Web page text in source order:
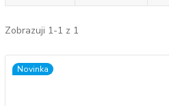
Zobrazuji 1-1 z 1
Novinka